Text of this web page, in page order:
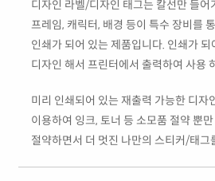
디자인 라벨/디자인 태그는 칼선만 들어
프레임, 캐릭터, 배경 등이 특수 장비를
인쇄가 되어 있는 제품입니다. 인쇄가
디자인 해서 프린터에서 출력하여 사용
미리 인쇄되어 있는 재출력 가능한 디자
이용하여 잉크, 토너 등 소모품 절약 뿐
절약하면서 더 멋진 나만의 스티커/태그